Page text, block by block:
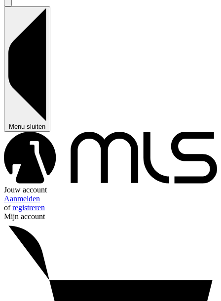
Menu sluiten
Jouw account
Aanmelden
ofregistreren
Mijn account